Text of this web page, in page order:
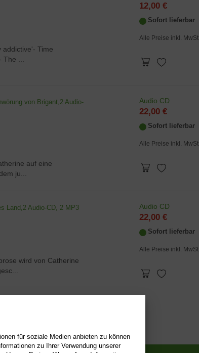
addictive'- Time
...
12,00 €
Sofort lieferbar
Alle Preise inkl. MwSt
von Brigant,2 Audio-
auf eine
ju...
Audio CD
22,00 €
Sofort lieferbar
Alle Preise inkl. MwSt
Land,2 Audio-CD, 2 MP3
wird von Catherine
Audio CD
22,00 €
Sofort lieferbar
Alle Preise inkl. MwSt
für soziale Medien anbieten zu können
zu Ihrer Verwendung unserer